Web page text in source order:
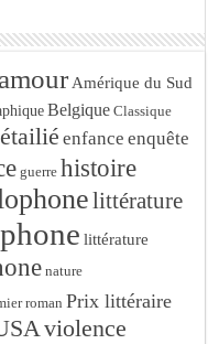
amour Amérique du Sud
Belgique Classique
enfance enquête
guerre histoire
littérature
littérature
nature
roman Prix littéraire
violence